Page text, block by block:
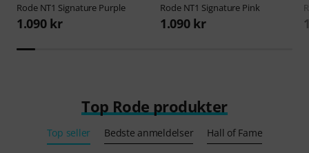
Rode NT1 Signature Purple
1.090 kr
Rode NT1 Signature Pink
1.090 kr
Top Rode produkter
Top seller Bedste anmeldelser Hall of Fame